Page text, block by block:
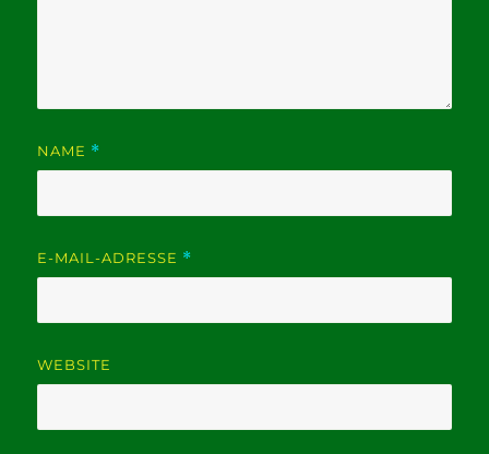
NAME *
E-MAIL-ADRESSE *
WEBSITE